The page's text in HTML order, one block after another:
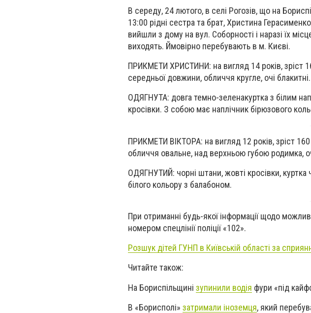
В середу, 24 лютого, в селі Рогозів, що на
13:00 рідні сестра та брат, Христина
вийшли з дому на вул. Соборності і наразі їх
виходять. Ймовірно перебувають в м. Києві.
ПРИКМЕТИ ХРИСТИНИ: на вигляд 14 років, зріст
середньої довжини, обличчя кругле, очі
ОДЯГНУТА: довга темно-зеленакуртка з білим
кросівки. З собою має наплічник бірюзового
ПРИКМЕТИ ВІКТОРА: на вигляд 12 років, зріст
обличчя овальне, над верхньою губою родимка,
ОДЯГНУТИЙ: чорні штани, жовті кросівки,
білого кольору з балабоном.
При отриманні будь-якої інформації щодо
номером спецлінії поліції «102».
Розшук дітей ГУНП в Київській області за
Читайте також:
На Бориспільщині зупинили водія фури «під
В «Борисполі» затримали іноземця, який